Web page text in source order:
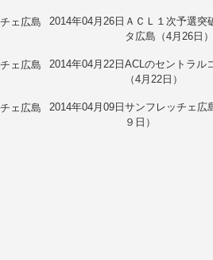
2014年04月26日 ＡＣＬ１次予選突
タ広島（4月26日）
2014年04月22日 ACLのセントラル
（4月22日）
2014年04月09日 サンフレッチェ広
９日）